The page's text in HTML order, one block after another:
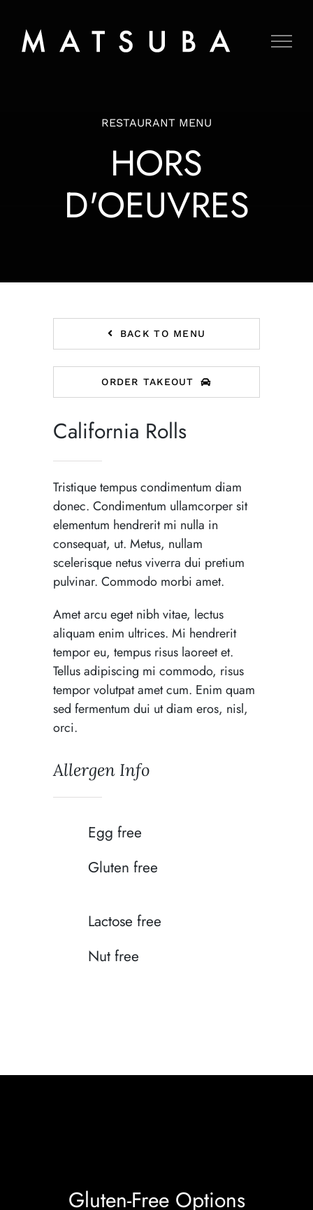
content
RESTAURANT MENU
HORS
D'OEUVRES
BACK TO MENU
ORDER TAKEOUT
California Rolls
Tristique tempus condimentum diam
donec. Condimentum ullamcorper sit
elementum hendrerit mi nulla in
consequat, ut. Metus, nullam
scelerisque netus viverra dui pretium
pulvinar. Commodo morbi amet.
Amet arcu eget nibh vitae, lectus
aliquam enim ultrices. Mi hendrerit
tempor eu, tempus risus laoreet et.
Tellus adipiscing mi commodo, risus
tempor volutpat amet cum. Enim quam
sed fermentum dui ut diam eros, nisl,
orci.
Allergen Info
Egg free
Gluten free
Lactose free
Nut free
Gluten-Free Options